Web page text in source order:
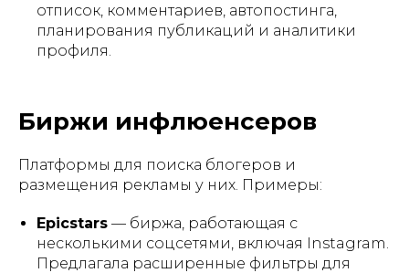
отписок, комментариев, автопостинга,
планирования публикаций и аналитики
профиля.
Биржи инфлюенсеров
Платформы для поиска блогеров и
размещения рекламы у них. Примеры:
Epicstars — биржа, работающая с
несколькими соцсетями, включая Instagram.
Предлагала расширенные фильтры для